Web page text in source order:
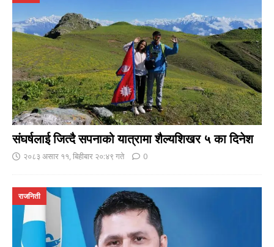
संघर्षलाई जित्दै सपनाको यात्रामा शैल्यशिखर ५ का दिनेश
२०८३ असार ११, बिहीबार २०:४९ गते 0
राजनिती